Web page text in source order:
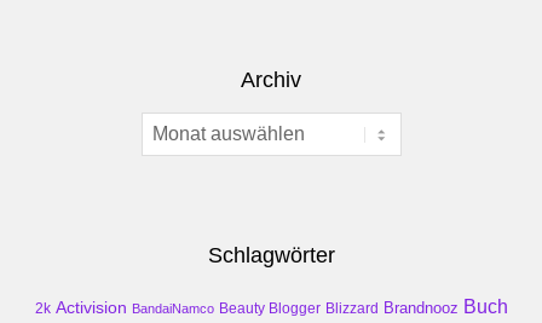
Archiv
Archiv
Schlagwörter
2k Activision BandaiNamco Beauty Blogger Blizzard Brandnooz Buch